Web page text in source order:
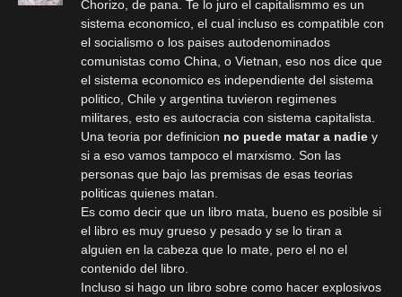
Chorizo, de pana. Te lo juro el capitalismmo es un
sistema economico, el cual incluso es compatible con
el socialismo o los paises autodenominados
comunistas como China, o Vietnan, eso nos dice que
el sistema economico es independiente del sistema
politico, Chile y argentina tuvieron regimenes
militares, esto es autocracia con sistema capitalista.
Una teoria por definicion no puede matar a nadie y
si a eso vamos tampoco el marxismo. Son las
personas que bajo las premisas de esas teorias
politicas quienes matan.
Es como decir que un libro mata, bueno es posible si
el libro es muy grueso y pesado y se lo tiran a
alguien en la cabeza que lo mate, pero el no el
contenido del libro.
Incluso si hago un libro sobre como hacer explosivos